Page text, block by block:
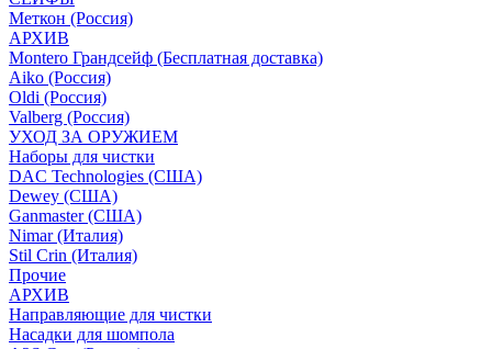
Меткон (Россия)
АРХИВ
Montero Грандсейф (Бесплатная доставка)
Aiko (Россия)
Oldi (Россия)
Valberg (Россия)
УХОД ЗА ОРУЖИЕМ
Наборы для чистки
DAC Technologies (США)
Dewey (США)
Ganmaster (США)
Nimar (Италия)
Stil Crin (Италия)
Прочие
АРХИВ
Направляющие для чистки
Насадки для шомпола